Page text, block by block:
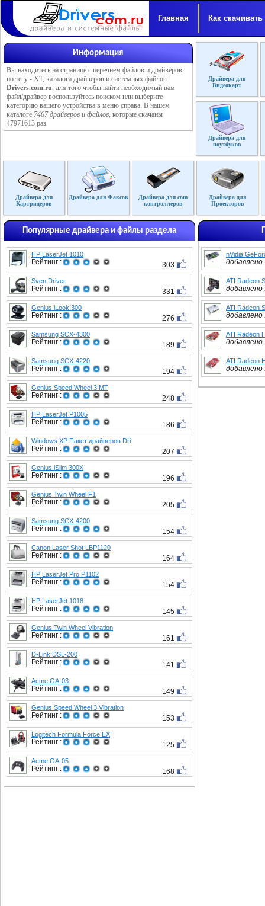
Главная Как скачивать
Информация
Вы находитесь на странице с перечнем файлов и драйверов
по тегу - XT, каталога драйверов и системных файлов
Drivers.com.ru, для того чтобы найти необходимый вам
файл/драйвер воспользуйтесь поиском или выберите
категорию вашего устройства в меню справа. В нашем
каталоге 7467 драйверов и файлов, которые скачаны
47971613 раз.
Драйвера для
Видеокарт
Драйвера для
ноутбуков
Драйвера для
Картридеров
Драйвера для Факсов
Драйвера для com
контроллеров
Драйвера для
Проекторов
Популярные драйвера и файлы раздела
HP LaserJet 1010
Рейтинг : 303
Sven Driver
Рейтинг : 331
Genius iLook 300
Рейтинг : 276
Samsung SCX-4300
Рейтинг : 189
Samsung SCX-4220
Рейтинг : 194
Genius Speed Wheel 3 MT
Рейтинг : 248
HP LaserJet P1005
Рейтинг : 186
Windows XP Пакет драйверов Dri
Рейтинг : 207
Genius iSlim 300X
Рейтинг : 196
Genius Twin Wheel F1
Рейтинг : 205
Samsung SCX-4200
Рейтинг : 154
Canon Laser Shot LBP1120
Рейтинг : 164
HP LaserJet Pro P1102
Рейтинг : 154
HP LaserJet 1018
Рейтинг : 145
Genius Twin Wheel Vibration
Рейтинг : 161
D-Link DSL-200
Рейтинг : 141
Acme GA-03
Рейтинг : 149
Genius Speed Wheel 3 Vibration
Рейтинг : 153
Logitech Formula Force EX
Рейтинг : 125
Acme GA-05
Рейтинг : 168
nVidia
добавлено
ATI Radeon
добавлено
ATI Radeon
добавлено
ATI Radeon
добавлено
ATI Radeon
добавлено